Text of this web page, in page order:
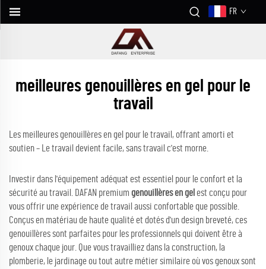
FR
meilleures genouillères en gel pour le
travail
Les meilleures genouillères en gel pour le travail, offrant amorti et
soutien – Le travail devient facile, sans travail c'est morne.
Investir dans l'équipement adéquat est essentiel pour le confort et la
sécurité au travail. DAFAN premium genouillères en gel est conçu pour
vous offrir une expérience de travail aussi confortable que possible.
Conçus en matériau de haute qualité et dotés d'un design breveté, ces
genouillères sont parfaites pour les professionnels qui doivent être à
genoux chaque jour. Que vous travailliez dans la construction, la
plomberie, le jardinage ou tout autre métier similaire où vos genoux sont